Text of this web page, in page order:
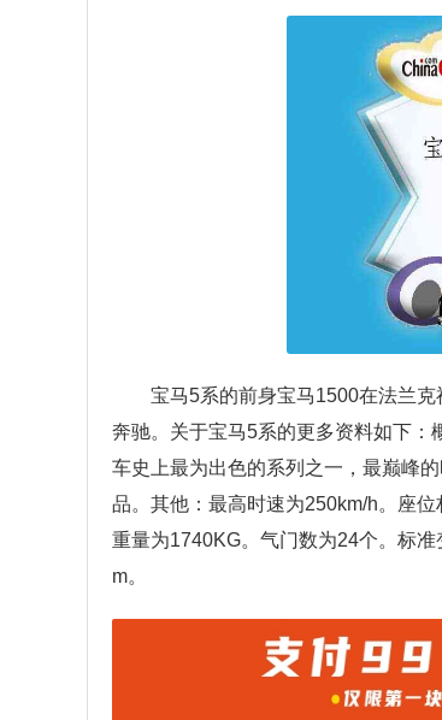
宝马5系的前身宝马1500在法兰
奔驰。关于宝马5系的更多资料如下
车史上最为出色的系列之一，最巅峰
品。其他：最高时速为250km/h。座
重量为1740KG。气门数为24个。标
m。